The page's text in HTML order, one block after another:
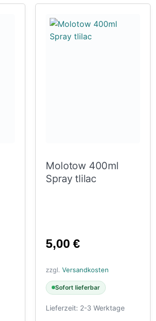
Molotow 400ml
Spray tlilac
5,00€
zzgl.Versandkosten
Sofort lieferbar
Lieferzeit: 2-3 Werktage